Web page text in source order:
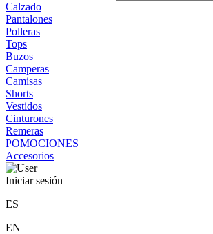
Calzado
Pantalones
Polleras
Tops
Buzos
Camperas
Camisas
Shorts
Vestidos
Cinturones
Remeras
POMOCIONES
Accesorios
Iniciar sesión
ES
EN